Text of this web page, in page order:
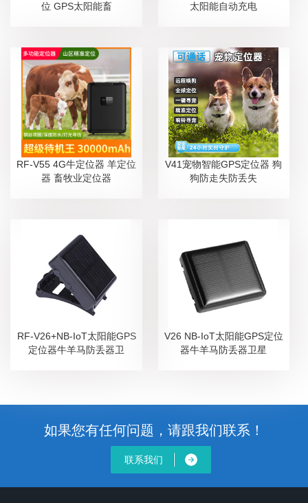
位 GPS太阳能畜
太阳能自动充电
RF-V55 4G牛定位器 羊定位
器 畜牧业定位器
V41宠物智能GPS定位器 狗
狗防走失防丢失
RF-V26+NB-IoT太阳能GPS
定位器牛羊马防丢器卫
V26 NB-IoT太阳能GPS定位
器牛羊马防丢器卫星
如果您有任何问题，请跟我们联系！
联系我们